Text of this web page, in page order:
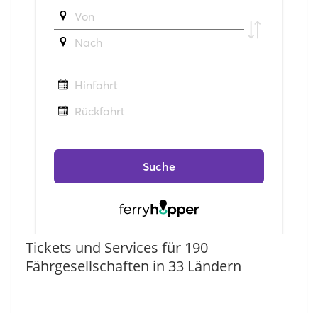
Tickets und Services für 190
Fährgesellschaften in 33 Ländern